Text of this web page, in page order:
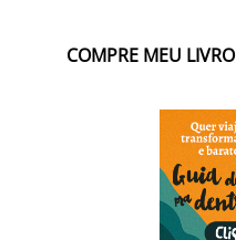
COMPRE MEU LIVRO